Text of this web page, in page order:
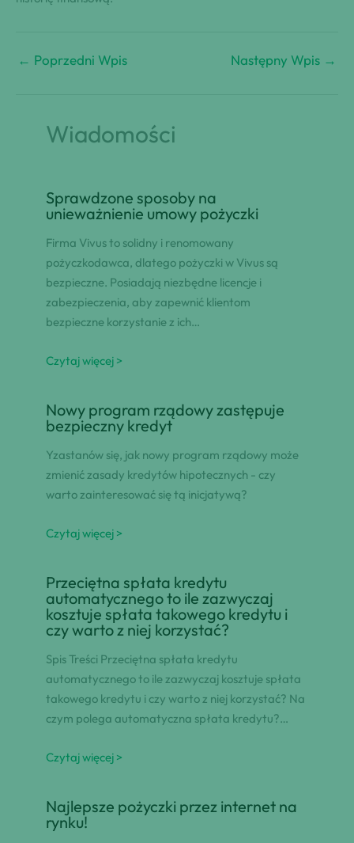
← Poprzedni Wpis Następny Wpis →
Wiadomości
Sprawdzone sposoby na
unieważnienie umowy pożyczki
Firma Vivus to solidny i renomowany
pożyczkodawca, dlatego pożyczki w Vivus są
bezpieczne. Posiadają niezbędne licencje i
zabezpieczenia, aby zapewnić klientom
bezpieczne korzystanie z ich…
Czytaj więcej >
Nowy program rządowy zastępuje
bezpieczny kredyt
Yzastanów się, jak nowy program rządowy może
zmienić zasady kredytów hipotecznych - czy
warto zainteresować się tą inicjatywą?
Czytaj więcej >
Przeciętna spłata kredytu
automatycznego to ile zazwyczaj
kosztuje spłata takowego kredytu i
czy warto z niej korzystać?
Spis Treści Przeciętna spłata kredytu
automatycznego to ile zazwyczaj kosztuje spłata
takowego kredytu i czy warto z niej korzystać? Na
czym polega automatyczna spłata kredytu?…
Czytaj więcej >
Najlepsze pożyczki przez internet na
rynku!